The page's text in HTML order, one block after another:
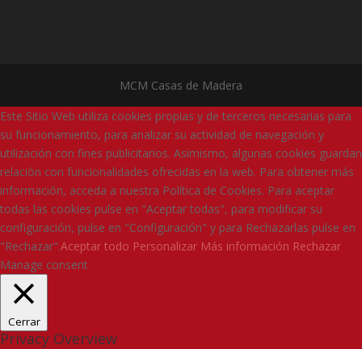
MCM Casas de Madera
Este Sitio Web utiliza cookies propias y de terceros necesarias para
su funcionamiento, para analizar su actividad de navegación y
utilización con fines publicitarios. Asimismo, algunas cookies guardan
relación con funcionalidades ofrecidas en la web. Para obtener más
información, acceda a nuestra Política de Cookies. Para aceptar
todas las cookies pulse en "Aceptar todas", para modificar su
configuración, pulse en "Configuración" y para Rechazarlas pulse en
"Rechazar".Aceptar todo Personalizar Más información Rechazar
Manage consent
Cerrar
Privacy Overview